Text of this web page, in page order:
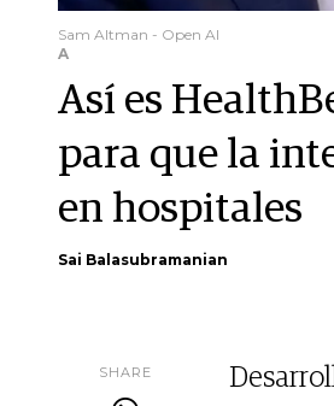
Sam Altman - Open AI
A
Así es
para que la
en hospitales
Sai Balasubramanian
SHARE